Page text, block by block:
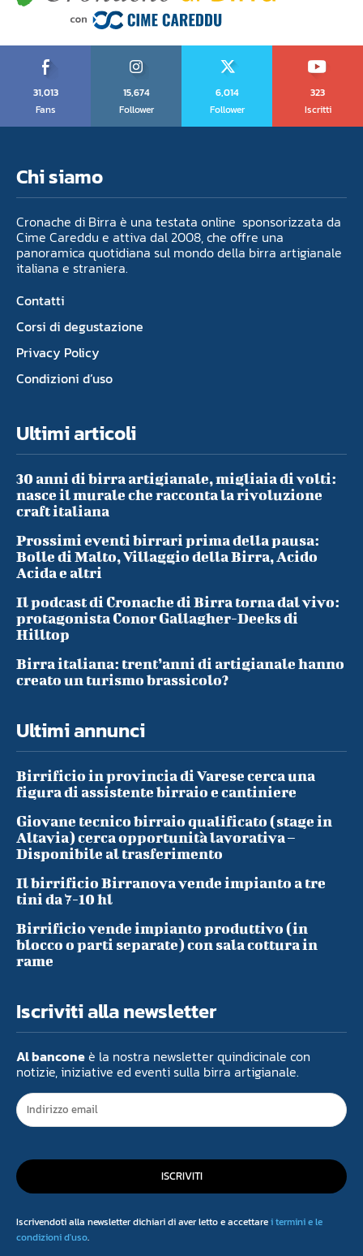
31,013
Fans
15,674
Follower
6,014
Follower
323
Iscritti
Chi siamo
Cronache di Birra è una testata online sponsorizzata da
Cime Careddu e attiva dal 2008, che offre una
panoramica quotidiana sul mondo della birra artigianale
italiana e straniera.
Contatti
Corsi di degustazione
Privacy Policy
Condizioni d’uso
Ultimi articoli
30 anni di birra artigianale, migliaia di volti:
nasce il murale che racconta la rivoluzione
craft italiana
Prossimi eventi birrari prima della pausa:
Bolle di Malto, Villaggio della Birra, Acido
Acida e altri
Il podcast di Cronache di Birra torna dal vivo:
protagonista Conor Gallagher-Deeks di
Hilltop
Birra italiana: trent’anni di artigianale hanno
creato un turismo brassicolo?
Ultimi annunci
Birrificio in provincia di Varese cerca una
figura di assistente birraio e cantiniere
Giovane tecnico birraio qualificato (stage in
Altavia) cerca opportunità lavorativa –
Disponibile al trasferimento
Il birrificio Birranova vende impianto a tre
tini da 7-10 hl
Birrificio vende impianto produttivo (in
blocco o parti separate) con sala cottura in
rame
Iscriviti alla newsletter
Al banconeè la nostra newsletter quindicinale con
notizie, iniziative ed eventi sulla birra artigianale.
ISCRIVITI
Iscrivendoti alla newsletter dichiari di aver letto e accettarei termini e le
condizioni d'uso.